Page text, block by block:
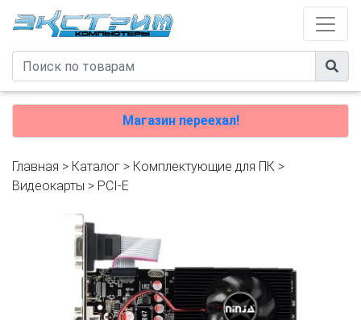
Магазин переехал!
Главная > Каталог > Комплектующие для ПК >
Видеокарты > PCI-E